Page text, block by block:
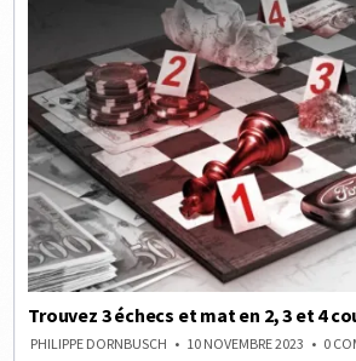
Trouvez 3 échecs et mat en 2, 3 et 4
PHILIPPE DORNBUSCH 10 NOVEMBRE 2023 0